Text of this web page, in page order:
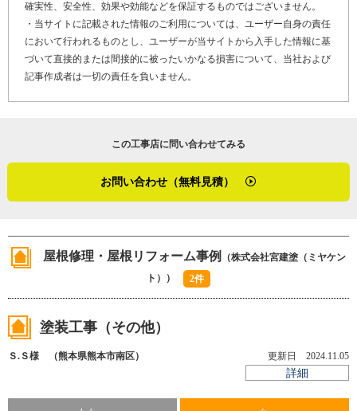
をしてから塗り替えをします」
熊本市周辺は通年で穏やかな気候。屋根塗装工事に地域な
らではの特性はなく、メーカー推奨のマニュアルに沿った
化でお困りのお客さま、そして屋根リフォームや屋根修理
す。若くておしゃれなスタッフがいて、少し派手に見える
かもしれません。でも、お客さまからは『いい人ばかり
ね』とのお声をいただいております。安心してお任せくだ
の保証書を発行しているので、施工の際にご確認お願いし
ます」
確実性、安全性、効果や効能などを保証するものではございません。
・当サイトに記載された情報のご利用については、ユーザー自身の責任
において行われるものとし、ユーザーが当サイトから入手した情報に基
づいて直接的または間接的に被ったいかなる損害について、当社および
記事作成者は一切の責任を負いません。
この工事店に問い合わせてみる
お問い合わせ（無料見積）
屋根修理・屋根リフォーム事例
（株式会社宮建塗（ミヤケン
ト））
2件
塗装工事（その他）
Ｓ.Ｓ様 （熊本県熊本市南区） 更新日 2024.11.05
詳細